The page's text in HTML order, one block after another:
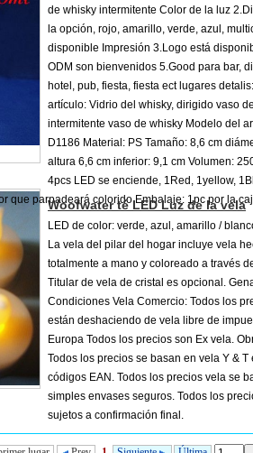
de whisky intermitente Color de la luz
la opción, rojo, amarillo, verde, azul,
disponible Impresión 3.Logo está
ODM son bienvenidos 5.Good para bar,
hotel, pub, fiesta, fiesta ect lugares
artículo: Vidrio del whisky, dirigido vaso
intermitente vaso de whisky Modelo del
D1186 Material: PS Tamaño: 8,6 cm
altura 6,6 cm inferior: 9,1 cm Volumen:
4pcs LED se enciende, 1Red, 1yellow,
que parpadeará colorido Embalaje: 1pc por la
Woofwater té LED Luz de la vela
LED de color: verde, azul, amarillo /
La vela del pilar del hogar incluye vela
totalmente a mano y coloreado a través
Titular de vela de cristal es opcional.
Condiciones Vela Comercio: Todos los
están deshaciendo de vela libre de
Europa Todos los precios son Ex vela.
Todos los precios se basan en vela Y & T
códigos EAN. Todos los precios vela se
simples envases seguros. Todos los
sujetos a confirmación final.